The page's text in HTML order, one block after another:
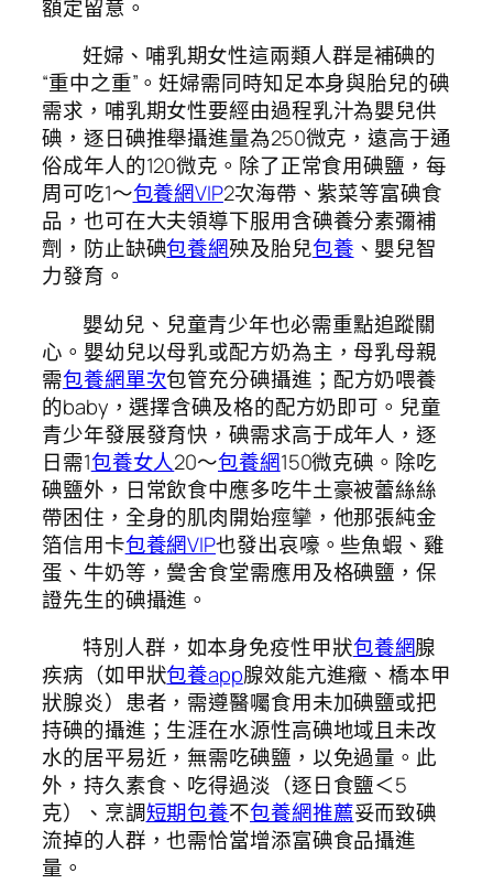
額定留意。
妊婦、哺乳期女性這兩類人群是補碘的
“重中之重”。妊婦需同時知足本身與胎兒的碘
需求，哺乳期女性要經由過程乳汁為嬰兒供
碘，逐日碘推舉攝進量為250微克，遠高于通
俗成年人的120微克。除了正常食用碘鹽，每
周可吃1～包養網VIP2次海帶、紫菜等富碘食
品，也可在大夫領導下服用含碘養分素彌補
劑，防止缺碘包養網殃及胎兒包養 、嬰兒智
力發育。
嬰幼兒、兒童青少年也必需重點追蹤關
心。嬰幼兒以母乳或配方奶為主，母乳母親
需包養網單次包管充分碘攝進；配方奶喂養
的baby，選擇含碘及格的配方奶即可。兒童
青少年發展發育快，碘需求高于成年人，逐
日需1包養女人20～包養網150微克碘。除吃
碘鹽外，日常飲食中應多吃牛土豪被蕾絲絲
帶困住，全身的肌肉開始痙攣，他那張純金
箔信用卡包養網VIP也發出哀嚎。些魚蝦、雞
蛋、牛奶等，黌舍食堂需應用及格碘鹽，保
證先生的碘攝進。
特別人群，如本身免疫性甲狀包養網腺
疾病（如甲狀包養app腺效能亢進癥、橋本甲
狀腺炎）患者，需遵醫囑食用未加碘鹽或把
持碘的攝進；生涯在水源性高碘地域且未改
水的居平易近，無需吃碘鹽，以免過量。此
外，持久素食、吃得過淡（逐日食鹽＜5
克）、烹調短期包養不包養網推薦妥而致碘
流掉的人群，也需恰當增添富碘食品攝進
量。